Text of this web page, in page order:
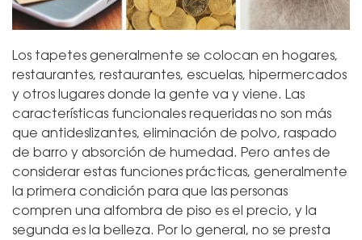
Los tapetes generalmente se colocan en hogares,
restaurantes, restaurantes, escuelas, hipermercados
y otros lugares donde la gente va y viene. Las
características funcionales requeridas no son más
que antideslizantes, eliminación de polvo, raspado
de barro y absorción de humedad. Pero antes de
considerar estas funciones prácticas, generalmente
la primera condición para que las personas
compren una alfombra de piso es el precio, y la
segunda es la belleza. Por lo general, no se presta